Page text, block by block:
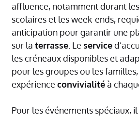
affluence, notamment durant
scolaires et les week-ends,
anticipation pour garantir une
sur la terrasse . Le service
les créneaux disponibles et
pour les groupes ou les
expérience convivialitéà
Pour les événements spéciaux,